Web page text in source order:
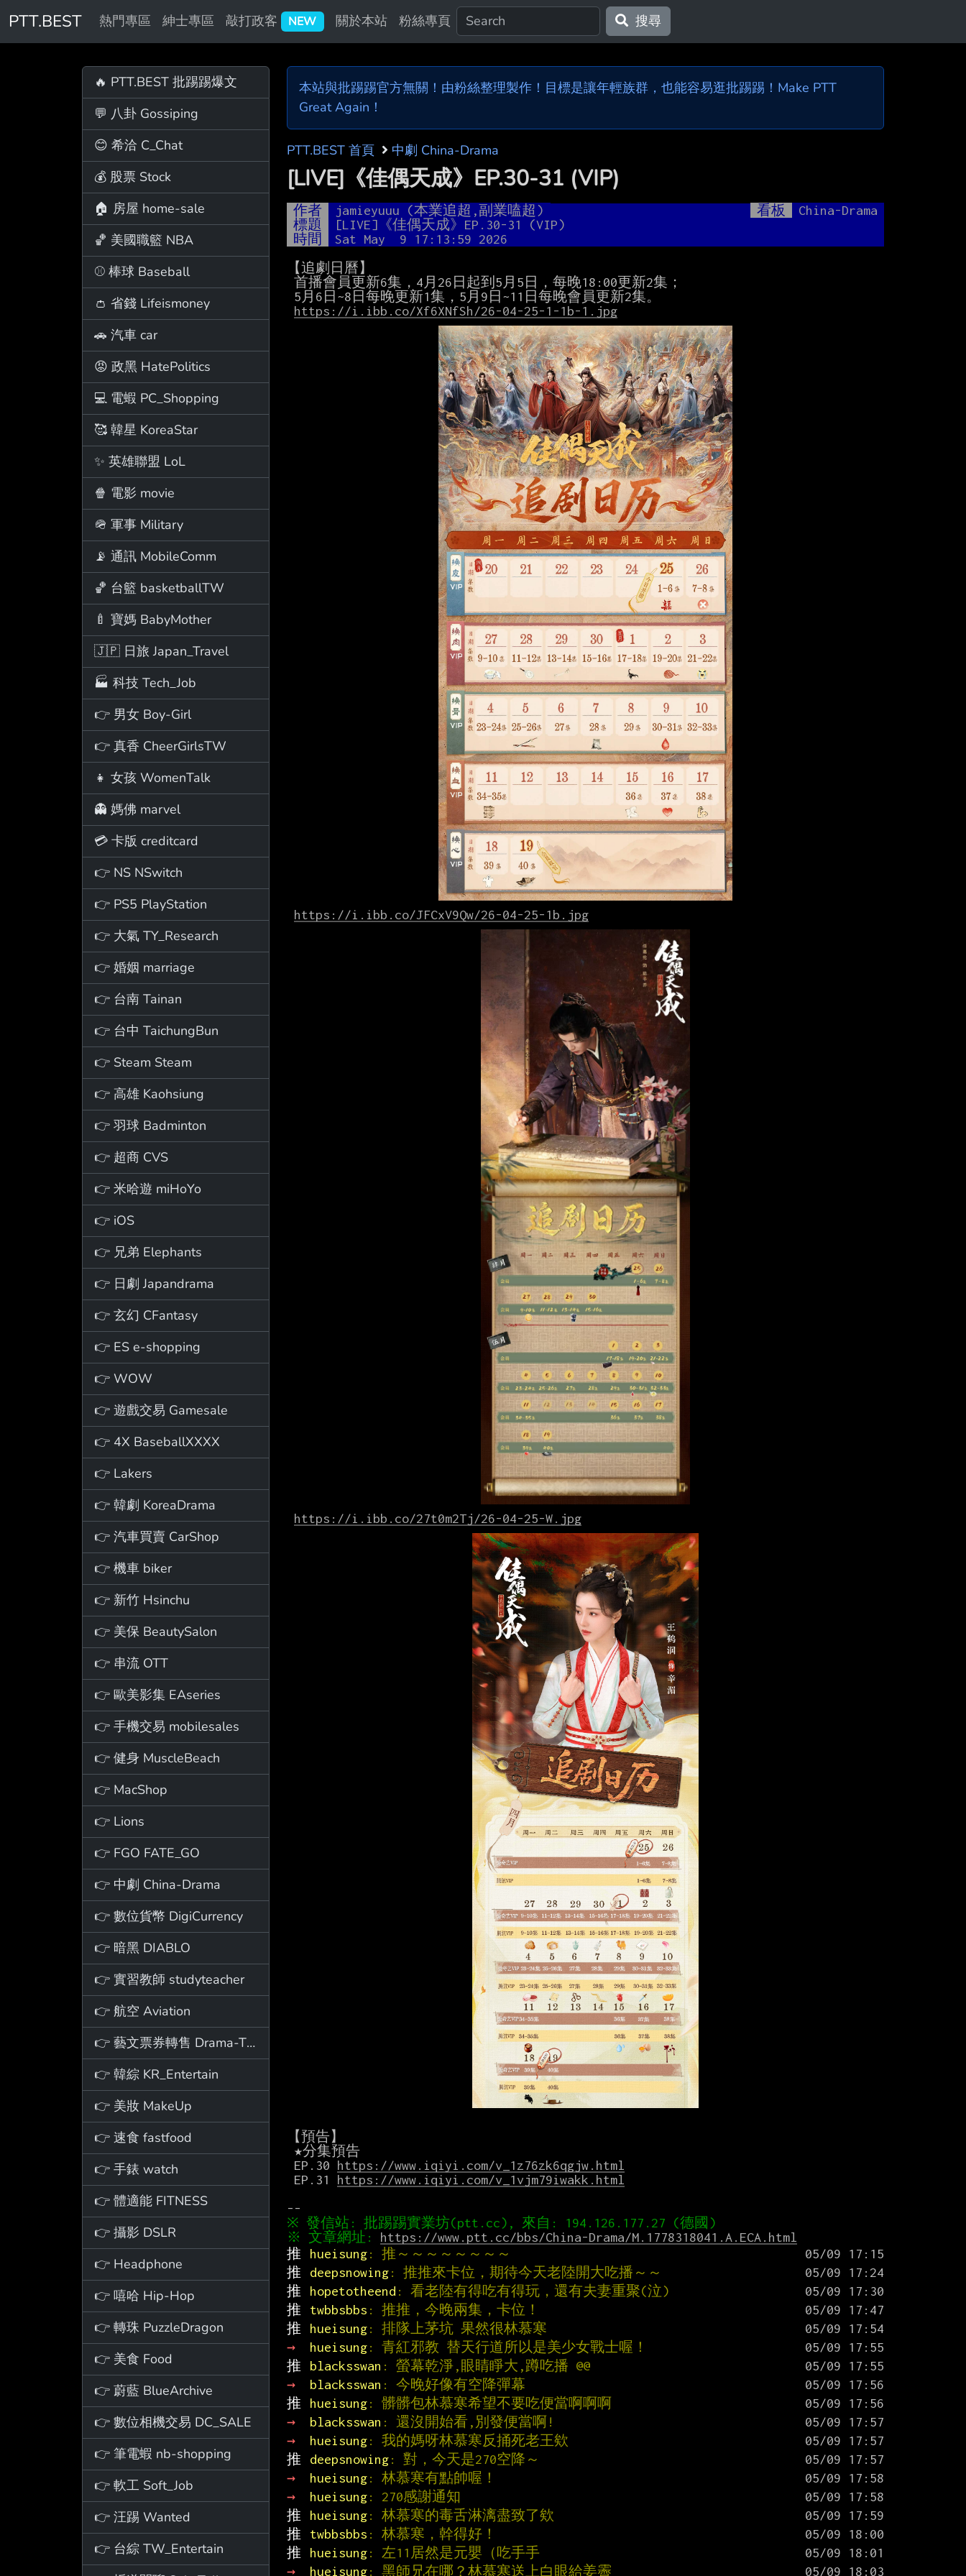
PTT.BEST 熱門專區 紳士專區 敲打政客 NEW 關於本站 粉絲專頁 搜尋
🔥 PTT.BEST 批踢踢爆文
💬 八卦 Gossiping
😊 希洽 C_Chat
💰 股票 Stock
🏠 房屋 home-sale
🏀 美國職籃 NBA
⚾ 棒球 Baseball
👛 省錢 Lifeismoney
🚗 汽車 car
😡 政黑 HatePolitics
💻 電蝦 PC_Shopping
🥰 韓星 KoreaStar
✨ 英雄聯盟 LoL
🍿 電影 movie
🪖 軍事 Military
📡 通訊 MobileComm
🏀 台籃 basketballTW
🍼 寶媽 BabyMother
🇯🇵 日旅 Japan_Travel
🏭 科技 Tech_Job
👉 男女 Boy-Girl
👉 真香 CheerGirlsTW
👧 女孩 WomenTalk
👻 媽佛 marvel
💳 卡版 creditcard
👉 NS NSwitch
👉 PS5 PlayStation
👉 大氣 TY_Research
👉 婚姻 marriage
👉 台南 Tainan
👉 台中 TaichungBun
👉 Steam Steam
👉 高雄 Kaohsiung
👉 羽球 Badminton
👉 超商 CVS
👉 米哈遊 miHoYo
👉 iOS
👉 兄弟 Elephants
👉 日劇 Japandrama
👉 玄幻 CFantasy
👉 ES e-shopping
👉 WOW
👉 遊戲交易 Gamesale
👉 4X BaseballXXXX
👉 Lakers
👉 韓劇 KoreaDrama
👉 汽車買賣 CarShop
👉 機車 biker
👉 新竹 Hsinchu
👉 美保 BeautySalon
👉 串流 OTT
👉 歐美影集 EAseries
👉 手機交易 mobilesales
👉 健身 MuscleBeach
👉 MacShop
👉 Lions
👉 FGO FATE_GO
👉 中劇 China-Drama
👉 數位貨幣 DigiCurrency
👉 暗黑 DIABLO
👉 實習教師 studyteacher
👉 航空 Aviation
👉 藝文票券轉售 Drama-Ticket
👉 韓綜 KR_Entertain
👉 美妝 MakeUp
👉 速食 fastfood
👉 手錶 watch
👉 體適能 FITNESS
👉 攝影 DSLR
👉 Headphone
👉 嘻哈 Hip-Hop
👉 轉珠 PuzzleDragon
👉 美食 Food
👉 蔚藍 BlueArchive
👉 數位相機交易 DC_SALE
👉 筆電蝦 nb-shopping
👉 軟工 Soft_Job
👉 汪踢 Wanted
👉 台綜 TW_Entertain
本站與批踢踢官方無關！由粉絲整理製作！目標是讓年輕族群，也能容易逛批踢踢！Make PTT
Great Again！
PTT.BEST 首頁 中劇 China-Drama
[LIVE]《佳偶天成》EP.30-31 (VIP)
作者 jamieyuuu (本業追超,副業嗑超) 看板
China-Drama
標題
[LIVE]《佳偶天成》EP.30-31 (VIP)
時間
Sat May  9 17:13:59 2026
【追劇日曆】
https://i.ibb.co/Xf6XNfSh/26-04-25-1-1b-1.jpg
https://i.ibb.co/JFCxV9Qw/26-04-25-1b.jpg
https://i.ibb.co/27t0m2Tj/26-04-25-W.jpg
【預告】
EP.30 https://www.iqiyi.com/v_1z76zk6qgjw.html
EP.31 https://www.iqiyi.com/v_1vjm79iwakk.html
※ 文章網址: https://www.ptt.cc/bbs/China-Drama/M.1778318041.A.ECA.html
推
hueisung: 推～～～～～～～～
推
deepsnowing: 推推來卡位，期待今天老陸開大吃播～～
推
hopetotheend : 看老陸有得吃有得玩，還有夫妻重聚(泣)
推
twbbsbbs : 推推，今晚兩集，卡位！
推
hueisung: 排隊上茅坑 果然很林慕寒
→
hueisung: 青紅邪教 替天行道所以是美少女戰士喔！
推
blacksswan : 螢幕乾淨,眼睛睜大,蹲吃播 @@
→
blacksswan : 今晚好像有空降彈幕
推
hueisung: 髒髒包林慕寒希望不要吃便當啊啊啊
→
blacksswan : 還沒開始看,別發便當啊!
→
hueisung: 我的媽呀林慕寒反捅死老王欸
推
deepsnowing: 對，今天是270空降～
→
hueisung: 林慕寒有點帥喔！
→
hueisung: 270感謝通知
推
hueisung: 林慕寒的毒舌淋漓盡致了欸
推
twbbsbbs : 林慕寒，幹得好！
推
hueisung: 左11居然是元嬰（吃手手
→
hueisung: 黑師兄在哪？林慕寒送上白眼給姜霽